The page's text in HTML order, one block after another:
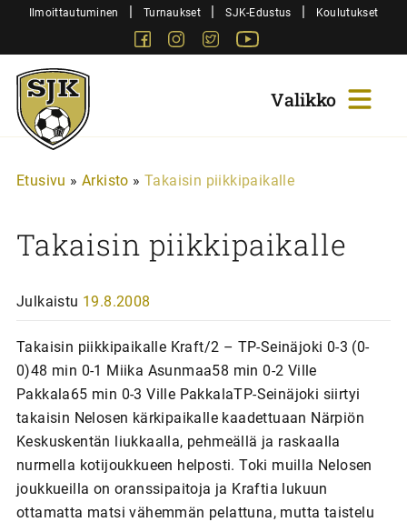
SiirryIlmoittautuminen | Turnaukset | SJK-Edustus | Koulutukset
FacebookInstagram
Twitter
Sjk-
Juniorit
Etusivu » Arkisto » Takaisin piikkipaikalle
Takaisin piikkipaikalle
Julkaistu 19.8.2008
Takaisin piikkipaikalle Kraft/2 – TP-Seinäjoki 0-3 (0-
0)48 min 0-1 Miika Asunmaa58 min 0-2 Ville
Pakkala65 min 0-3 Ville PakkalaTP-Seinäjoki siirtyi
takaisin Nelosen kärkipaikalle kaadettuaan Närpiön
Keskuskentän liukkaalla, pehmeällä ja raskaalla
nurmella kotijoukkueen helposti. Toki muilla Nelosen
joukkueilla on oranssipaitoja ja Kraftia lukuun
ottamatta matsi vähemmän pelattuna, mutta taistelu